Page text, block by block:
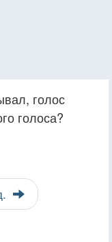
голос
голоса?